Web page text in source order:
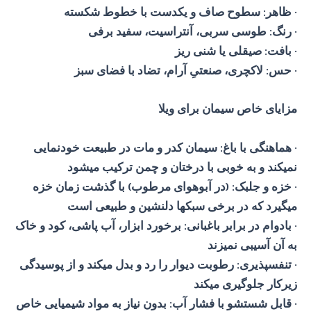
· ظاهر: سطوح صاف و یکدست با خطوط شکسته
· رنگ: طوسی سربی، آنتراسیت، سفید برفی
· بافت: صیقلی یا شنی ریز
· حس: لاکچری، صنعتیِ آرام، تضاد با فضای سبز
مزایای خاص سیمان برای ویلا
· هماهنگی با باغ: سیمان کدر و مات در طبیعت خودنمایی
نمیکند و به خوبی با درختان و چمن ترکیب میشود
· خزه و جلبک: (در آبوهوای مرطوب) با گذشت زمان خزه
میگیرد که در برخی سبکها دلنشین و طبیعی است
· بادوام در برابر باغبانی: برخورد ابزار، آب پاشی، کود و خاک
به آن آسیبی نمیزند
· تنفسپذیری: رطوبت دیوار را رد و بدل میکند و از پوسیدگی
زیرکار جلوگیری میکند
· قابل شستشو با فشار آب: بدون نیاز به مواد شیمیایی خاص